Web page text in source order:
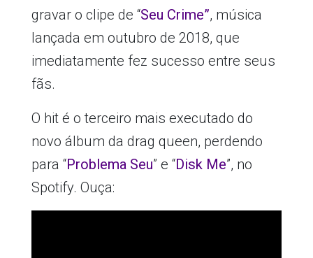
gravar o clipe de “Seu Crime”, música
lançada em outubro de 2018, que
imediatamente fez sucesso entre seus
fãs.
O hit é o terceiro mais executado do
novo álbum da drag queen, perdendo
para “Problema Seu” e “Disk Me”, no
Spotify. Ouça: